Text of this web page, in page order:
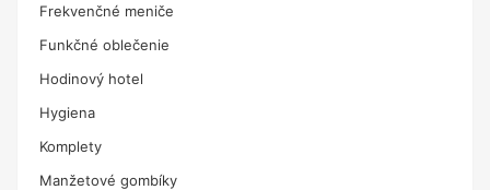
Frekvenčné meniče
Funkčné oblečenie
Hodinový hotel
Hygiena
Komplety
Manžetové gombíky